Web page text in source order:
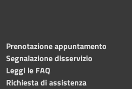
Prenotazione appuntamento
Segnalazione disservizio
Leggi le FAQ
Richiesta di assistenza